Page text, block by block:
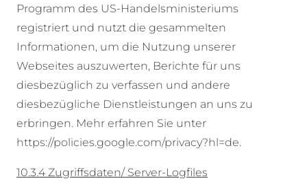
Programm des US-Handelsministeriums
registriert und nutzt die gesammelten
Informationen, um die Nutzung unserer
Webseites auszuwerten, Berichte für uns
diesbezüglich zu verfassen und andere
diesbezügliche Dienstleistungen an uns zu
erbringen. Mehr erfahren Sie unter
https://policies.google.com/privacy?hl=de.
10.3.4 Zugriffsdaten/ Server-Logfiles